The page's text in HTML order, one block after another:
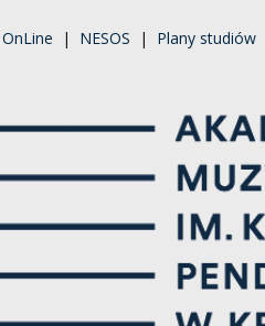
| NESOS | Plany studiów